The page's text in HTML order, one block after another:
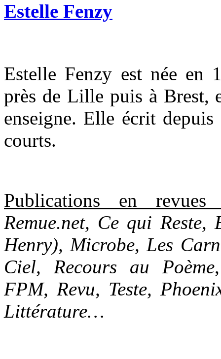
Estelle Fenzy
Estelle Fenzy est née en
près de Lille puis à Brest,
enseigne. Elle écrit
courts.
Publications en
Remue.net, Ce qui Reste,
Henry), Microbe, Les
Ciel, Recours au Poème
FPM, Revu, Teste,
Littérature…